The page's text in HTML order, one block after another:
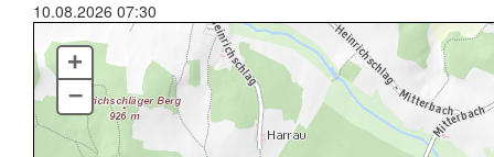
10.08.2026 07:30
+
–